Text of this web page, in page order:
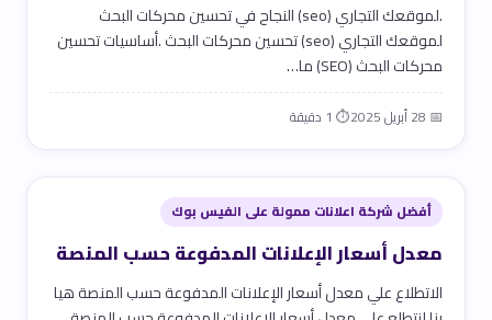
.لموقعك التجاري (seo) النجاح في تحسين محركات البحث
لموقعك التجاري (seo) تحسين محركات البحث .أساسيات تحسين
محركات البحث (SEO) ما…
📅 28 أبريل 2025 ⏱ 1 دقيقة
أفضل شركة اعلانات ممولة على الفيس بوك
معدل أسعار الإعلانات المدفوعة حسب المنصة
الاتطلاع علي معدل أسعار الإعلانات المدفوعة حسب المنصة هيا